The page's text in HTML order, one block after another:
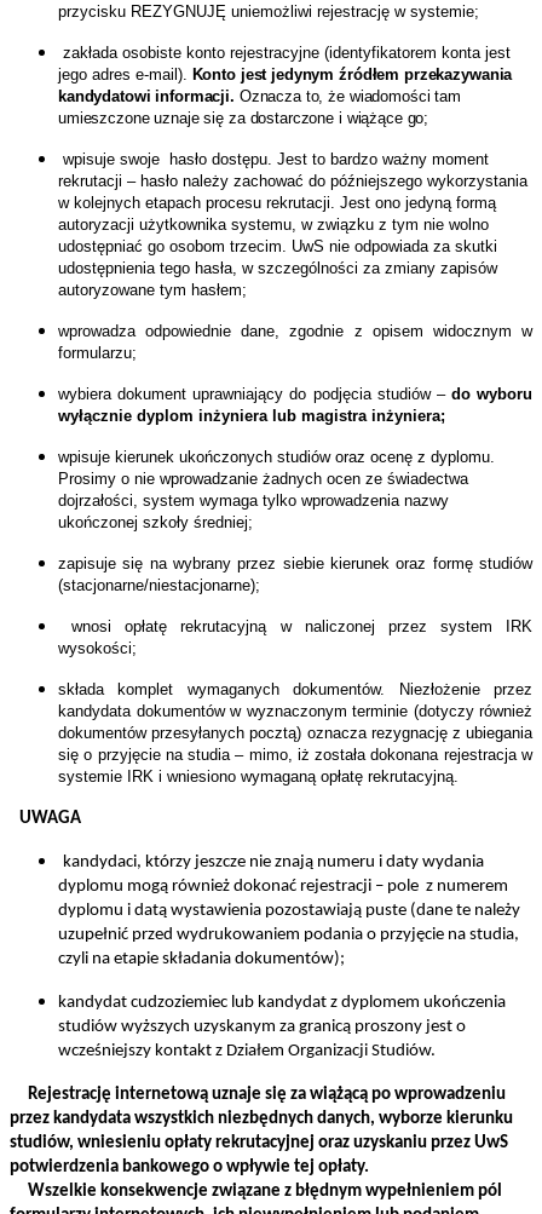
przycisku REZYGNUJĘ uniemożliwi rejestrację w systemie;
zakłada osobiste konto rejestracyjne (identyfikatorem konta jest
jego adres e-mail ).
Konto jest jedynym źródłem przekazywania
kandydatowi informacji. Oznacza to, że wiadomości tam
umieszczone uznaje się za dostarczone i wiążące go;
wpisuje swoje
hasło dostępu. Jest to bardzo ważny moment
rekrutacji – hasło należy zachować do późniejszego wykorzystania
w kolejnych etapach procesu rekrutacji. Jest ono jedyną formą
autoryzacji użytkownika systemu, w związku z tym nie wolno
udostępniać go osobom trzecim. UwS nie odpowiada za skutki
udostępnienia tego hasła, w szczególności za zmiany zapisów
autoryzowane tym hasłem;
wprowadza odpowiednie dane, zgodnie z opisem widocznym w
formularzu;
wybiera dokument uprawniający do podjęcia studiów –do wyboru
wyłącznie dyplom inżyniera lub magistra inżyniera;
wpisuje kierunek ukończonych studiów oraz ocenę z dyplomu.
Prosimy o nie wprowadzanie żadnych ocen ze świadectwa
dojrzałości, system wymaga tylko wprowadzenia nazwy
ukończonej szkoły średniej;
zapisuje się na wybrany przez siebie kierunek oraz formę studiów
(stacjonarne/niestacjonarne);
wnosi opłatę rekrutacyjną w naliczonej przez system IRK
wysokości;
składa komplet wymaganych dokumentów. Niezłożenie przez
kandydata dokumentów w wyznaczonym terminie (dotyczy również
dokumentów przesyłanych pocztą) oznacza rezygnację z ubiegania
się o przyjęcie na studia – mimo, iż została dokonana rejestracja w
systemie IRK i wniesiono wymaganą opłatę rekrutacyjną.
UWAGA
kandydaci, którzy jeszcze nie znają numeru i daty wydania
dyplomu mogą również dokonać rejestracji – pole z numerem
dyplomu i datą wystawienia pozostawiają puste (dane te należy
uzupełnić przed wydrukowaniem podania o przyjęcie na studia,
czyli na etapie składania dokumentów);
kandydat cudzoziemiec lub kandydat z dyplomem ukończenia
studiów wyższych uzyskanym za granicą proszony jest o
wcześniejszy kontakt z Działem Organizacji Studiów.
Rejestrację internetową uznaje się za wiążącą po wprowadzeniu
przez kandydata wszystkich niezbędnych danych, wyborze kierunku
studiów, wniesieniu opłaty rekrutacyjnej oraz uzyskaniu przez UwS
potwierdzenia bankowego o wpływie tej opłaty.
Wszelkie konsekwencje związane z błędnym wypełnieniem pól